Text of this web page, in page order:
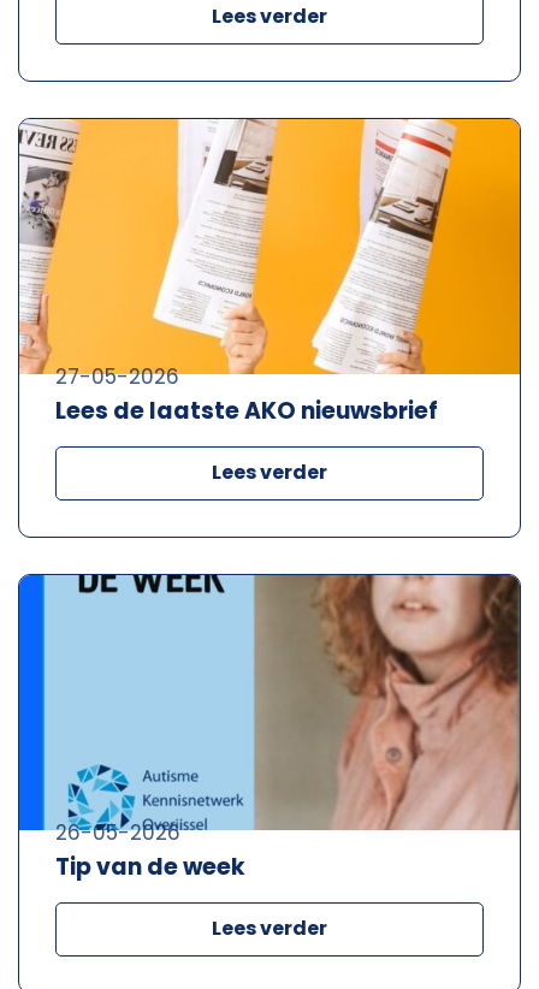
Lees verder
Lees de laatste AKO nieuwsbrief
27-05-2026
Lees verder
Tip van de week
26-05-2026
Lees verder